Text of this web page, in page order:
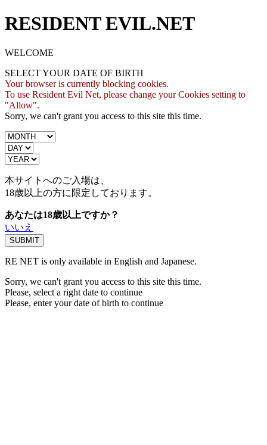
RESIDENT EVIL.NET
WELCOME
SELECT YOUR DATE OF BIRTH
Your browser is currently blocking cookies.
To use Resident Evil Net, please change your Cookies setting to
"Allow".
Sorry, we can't grant you access to this site this time.
本サイトへのご入場は、
18歳以上の方に限定しております。
あなたは18歳以上ですか？
いいえ
RE NET is only available in English and Japanese.
Sorry, we can't grant you access to this site this time.
Please, select a right date to continue
Please, enter your date of birth to continue